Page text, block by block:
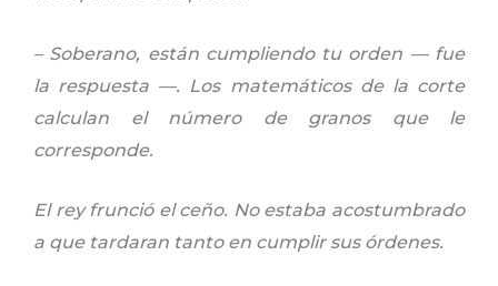
– Soberano, están cumpliendo tu orden — fue
la respuesta —. Los matemáticos de la corte
calculan el número de granos que le
corresponde.
El rey frunció el ceño. No estaba acostumbrado
a que tardaran tanto en cumplir sus órdenes.